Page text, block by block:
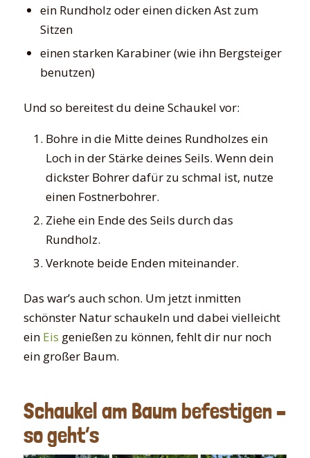
ein Rundholz oder einen dicken Ast zum
Sitzen
einen starken Karabiner (wie ihn Bergsteiger
benutzen)
Und so bereitest du deine Schaukel vor:
Bohre in die Mitte deines Rundholzes ein
Loch in der Stärke deines Seils. Wenn dein
dickster Bohrer dafür zu schmal ist, nutze
einen Fostnerbohrer.
Ziehe ein Ende des Seils durch das
Rundholz.
Verknote beide Enden miteinander.
Das war’s auch schon. Um jetzt inmitten
schönster Natur schaukeln und dabei vielleicht
ein Eis genießen zu können, fehlt dir nur noch
ein großer Baum.
Schaukel am Baum befestigen –
so geht’s